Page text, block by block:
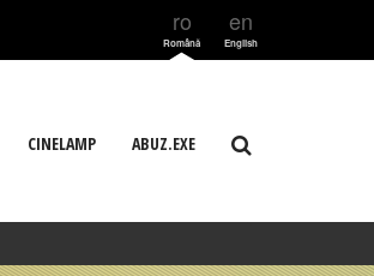
ro
Română
en
English
CINELAMP ABUZ.EXE